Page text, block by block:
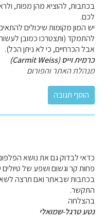
בכתבות, להוציא מהן מפות,
לכם.
יש המון מקומות שיכולים
להתמקד (ותצטרכו כמובן לעשות
אבל הכרחיים, כי לא ניתן הכל).
כרמית וייס (Carmit Weiss)
מנהלת האתר והפורום
כדאי לבדוק גם את נושא
פחות קר וגשום ושפע של
בכתבות שבאתר ואם תרצה
התקשר.
בהצלחה
נטע טרגל-שמואלי